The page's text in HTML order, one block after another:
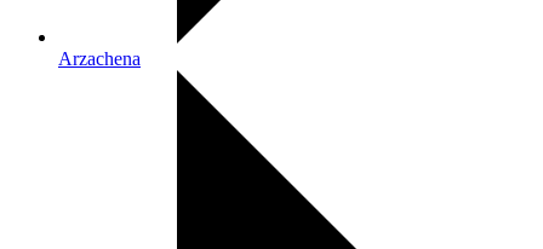
Arzachena